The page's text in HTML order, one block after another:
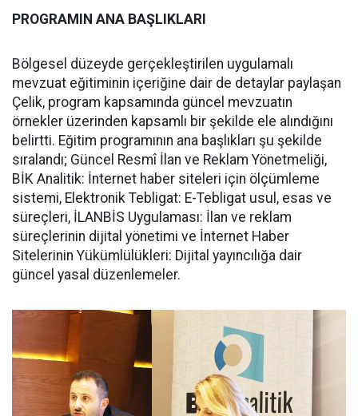
PROGRAMIN ANA BAŞLIKLARI
Bölgesel düzeyde gerçekleştirilen uygulamalı
mevzuat eğitiminin içeriğine dair de detaylar paylaşan
Çelik, program kapsamında güncel mevzuatın
örnekler üzerinden kapsamlı bir şekilde ele alındığını
belirtti. Eğitim programının ana başlıkları şu şekilde
sıralandı; Güncel Resmî İlan ve Reklam Yönetmeliği,
BİK Analitik: İnternet haber siteleri için ölçümleme
sistemi, Elektronik Tebligat: E-Tebligat usul, esas ve
süreçleri, İLANBİS Uygulaması: İlan ve reklam
süreçlerinin dijital yönetimi ve İnternet Haber
Sitelerinin Yükümlülükleri: Dijital yayıncılığa dair
güncel yasal düzenlemeler.